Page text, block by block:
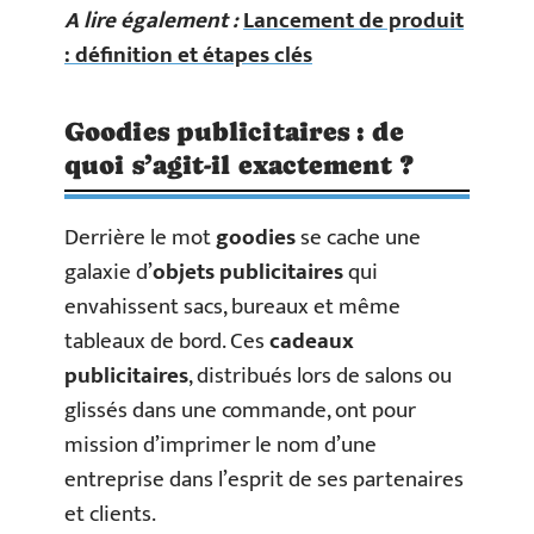
A lire également :Lancement de produit
: définition et étapes clés
Goodies publicitaires : de
quoi s’agit-il exactement ?
Derrière le motgoodiesse cache une
galaxie d’objets publicitairesqui
envahissent sacs, bureaux et même
tableaux de bord. Cescadeaux
publicitaires, distribués lors de salons ou
glissés dans une commande, ont pour
mission d’imprimer le nom d’une
entreprise dans l’esprit de ses partenaires
et clients.